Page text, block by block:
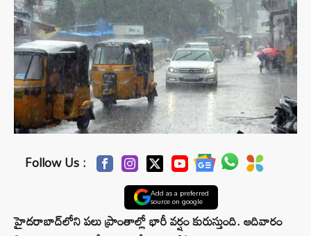
Follow Us :
Add as a preferred
source on google
హైదరాబాద్⁭లోని పలు ప్రాంతాల్లో భారీ వర్షం కురుస్తుంది. ఆదివారం